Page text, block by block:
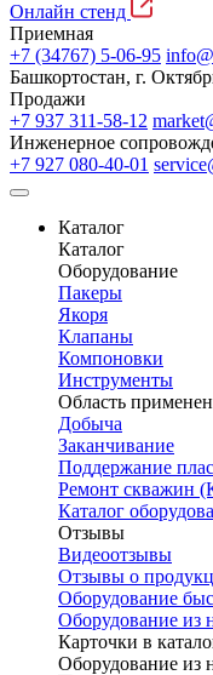
Онлайн стенд
Приемная
+7 (34767) 5-06-95
Башкортостан, г.
Продажи
+7 937 311-58-12
Инженерное
+7 927 080-40-01
Каталог
Каталог
Оборудование
Пакеры
Якоря
Клапаны
Компоновки
Инструменты
Область
Добыча
Заканчивание
Поддержание
Ремонт скважин
Каталог
Отзывы
Видеоотзывы
Отзывы о
Оборудование
Оборудование из
Карточки в
Оборудование из